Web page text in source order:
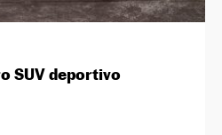
SUV deportivo